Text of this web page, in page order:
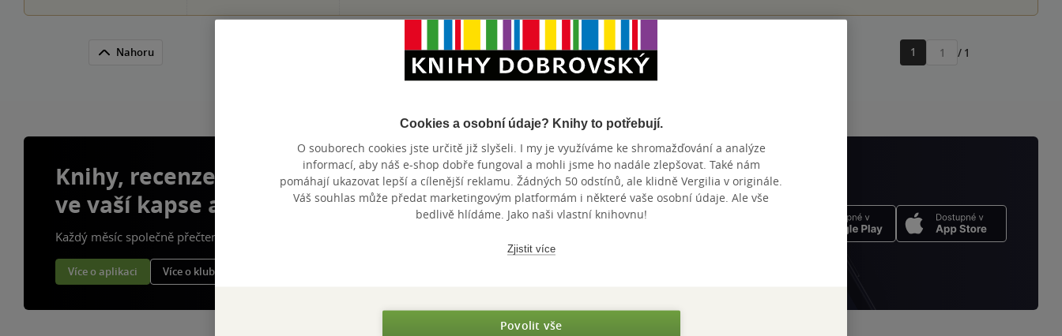
Nahoru
Zobrazeno 20 z 20
1
Přejít
/ 1
Knihy, recenze a klubové výhody
ve vaší kapse a naší appce KDčko
Každý měsíc společně přečteme tisíce knih
Více o aplikaci Více o klubu
Cookies a osobní údaje? Knihy to potřebují.
O souborech cookies jste určitě již slyšeli. I my je využíváme ke shromažďování a analýze
informací, aby náš e-shop dobře fungoval a mohli jsme ho nadále zlepšovat. Také nám
pomáhají ukazovat lepší a cílenější reklamu. Žádných 50 odstínů, ale klidně Vergilia v originále.
Váš souhlas může předat marketingovým platformám i některé vaše osobní údaje. Ale vše
bedlivě hlídáme. Jako naši vlastní knihovnu!
Zjistit více
Povolit vše